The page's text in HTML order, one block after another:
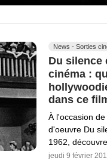
News - Sorties
Du silence
cinéma :
dans ce
À l'occasion
d'oeuvre Du
1962,
jeudi 9 février